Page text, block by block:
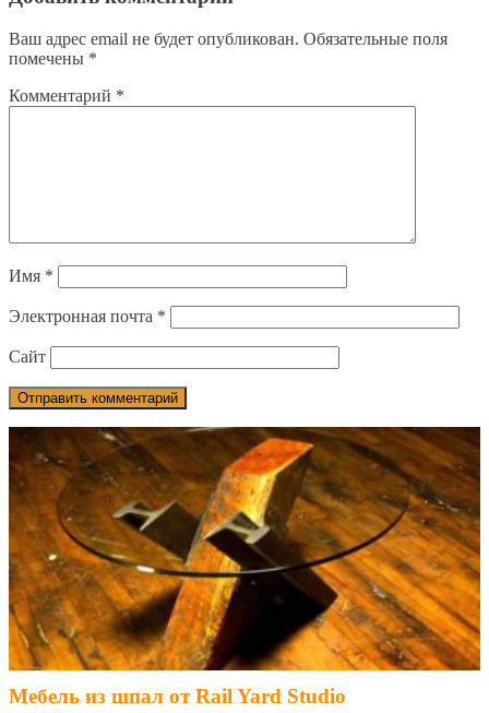
Ваш адрес email не будет опубликован. Обязательные поля
помечены *
Комментарий *
Имя *
Электронная почта *
Сайт
Мебель из шпал от Rail Yard Studio